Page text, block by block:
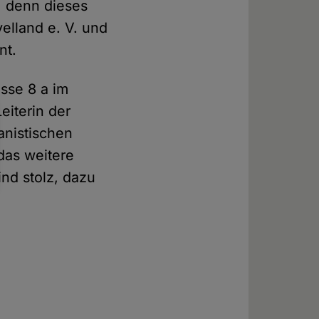
denn dieses
e. V. und
8 a im
der
weitere
stolz, dazu